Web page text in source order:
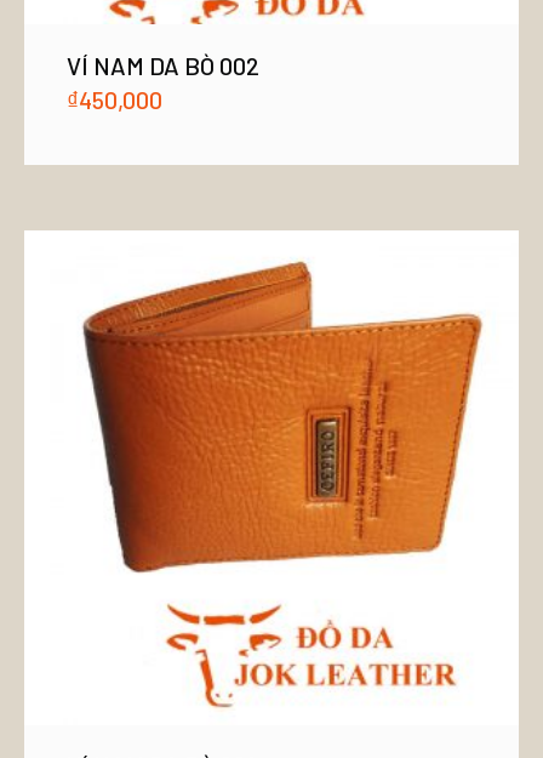
VÍ NAM DA BÒ 002
₫450,000